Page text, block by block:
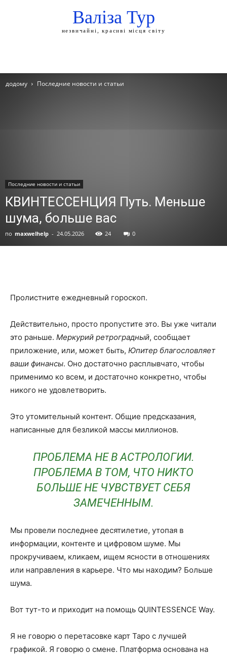
Валіза Тур
незвичайні, красиві місця світу
додому Последние новости и статьи
Последние новости и статьи
КВИНТЕССЕНЦИЯ Путь. Меньше
шума, больше вас
по maxwelhelp - 24.05.2026 24 0
Пролистните ежедневный гороскоп.
Действительно, просто пропустите это. Вы уже читали
это раньше. Меркурий ретроградный, сообщает
приложение, или, может быть, Юпитер благословляет
ваши финансы. Оно достаточно расплывчато, чтобы
применимо ко всем, и достаточно конкретно, чтобы
никого не удовлетворить.
Это утомительный контент. Общие предсказания,
написанные для безликой массы миллионов.
ПРОБЛЕМА НЕ В АСТРОЛОГИИ.
ПРОБЛЕМА В ТОМ, ЧТО НИКТО
БОЛЬШЕ НЕ ЧУВСТВУЕТ СЕБЯ
ЗАМЕЧЕННЫМ.
Мы провели последнее десятилетие, утопая в
информации, контенте и цифровом шуме. Мы
прокручиваем, кликаем, ищем ясности в отношениях
или направления в карьере. Что мы находим? Больше
шума.
Вот тут-то и приходит на помощь QUINTESSENCE Way.
Я не говорю о перетасовке карт Таро с лучшей
графикой. Я говорю о смене. Платформа основана на